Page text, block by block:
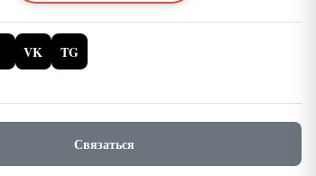
VK TG
Связаться